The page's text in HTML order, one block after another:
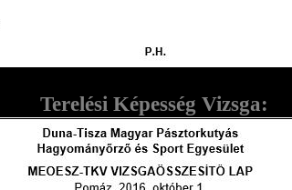
Terelési Képesség Vizsga: